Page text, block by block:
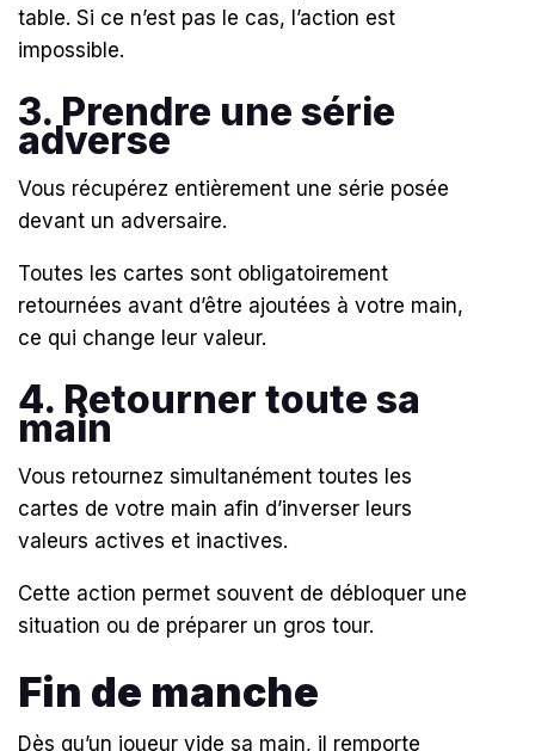
table. Si ce n’est pas le cas, l’action est
impossible.
3. Prendre une série
adverse
Vous récupérez entièrement une série posée
devant un adversaire.
Toutes les cartes sont obligatoirement
retournées avant d’être ajoutées à votre main,
ce qui change leur valeur.
4. Retourner toute sa
main
Vous retournez simultanément toutes les
cartes de votre main afin d’inverser leurs
valeurs actives et inactives.
Cette action permet souvent de débloquer une
situation ou de préparer un gros tour.
Fin de manche
Dès qu’un joueur vide sa main, il remporte